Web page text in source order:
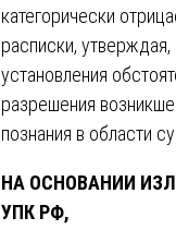
категорически
расписки,
установления
разрешения
познания в области
НА ОСНОВАНИИ
УПК РФ,